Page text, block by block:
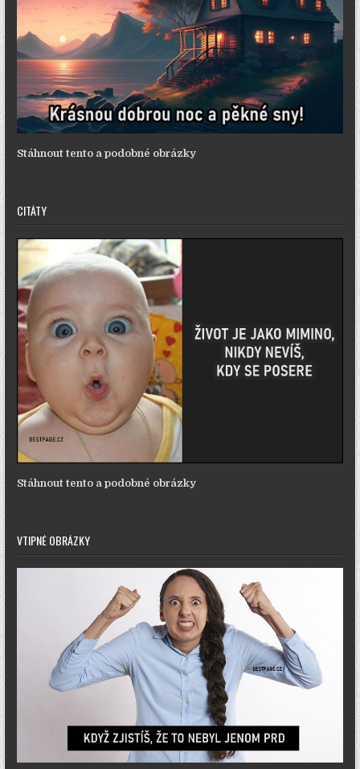
Stáhnout tento a podobné obrázky
CITÁTY
Stáhnout tento a podobné obrázky
VTIPNÉ OBRÁZKY